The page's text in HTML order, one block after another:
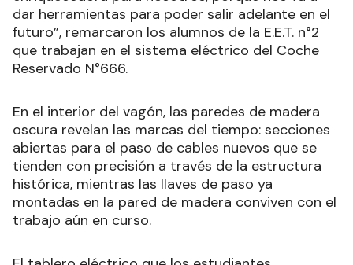
dar herramientas para poder salir adelante en el
futuro”, remarcaron los alumnos de la E.E.T. n°2
que trabajan en el sistema eléctrico del Coche
Reservado N°666.
En el interior del vagón, las paredes de madera
oscura revelan las marcas del tiempo: secciones
abiertas para el paso de cables nuevos que se
tienden con precisión a través de la estructura
histórica, mientras las llaves de paso ya
montadas en la pared de madera conviven con el
trabajo aún en curso.